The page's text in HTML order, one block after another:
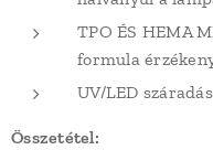
TPO ÉS HEMA
formula
UV/LED
Összetétel: